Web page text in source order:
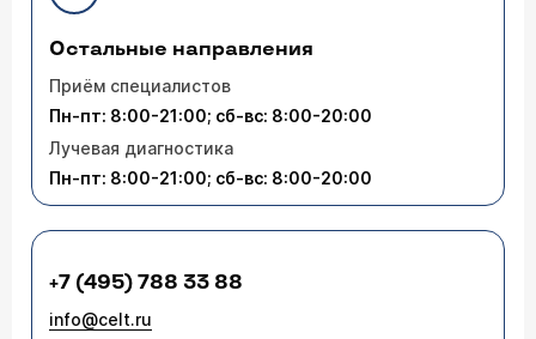
Остальные направления
Приём специалистов
Пн-пт: 8:00-21:00; сб-вс: 8:00-20:00
Лучевая диагностика
Пн-пт: 8:00-21:00; сб-вс: 8:00-20:00
+7 (495) 788 33 88
info@celt.ru